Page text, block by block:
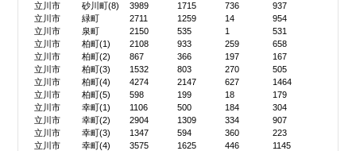
立川市
砂川町(8) 3989 1715 736
937
立川市
緑町 2711 1259 14
954
立川市
泉町 2150 535 1
531
立川市
柏町(1) 2108 933 259
658
立川市
柏町(2) 867 366 197
167
立川市
柏町(3) 1532 803 270
505
立川市
柏町(4) 4274 2147 627
1464
立川市
柏町(5) 598 199 18
179
立川市
幸町(1) 1106 500 184
304
立川市
幸町(2) 2904 1309 334
907
立川市
幸町(3) 1347 594 360
223
立川市
幸町(4) 3575 1625 446
1145